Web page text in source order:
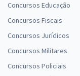
Concursos Educação
Concursos Fiscais
Concursos Jurídicos
Concursos Militares
Concursos Policiais